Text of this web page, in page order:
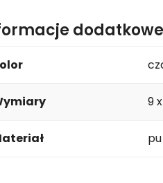
dodatkowe
9
pu